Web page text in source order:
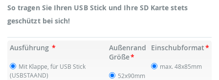
So tragen Sie Ihren USB Stick und Ihre SD Karte stets
geschützt bei sich!
Ausführung
Mit Klappe, für USB Stick
(USBSTAAND)
Außenrand
Größe
52x90mm
Einschubformat
max. 48x85mm